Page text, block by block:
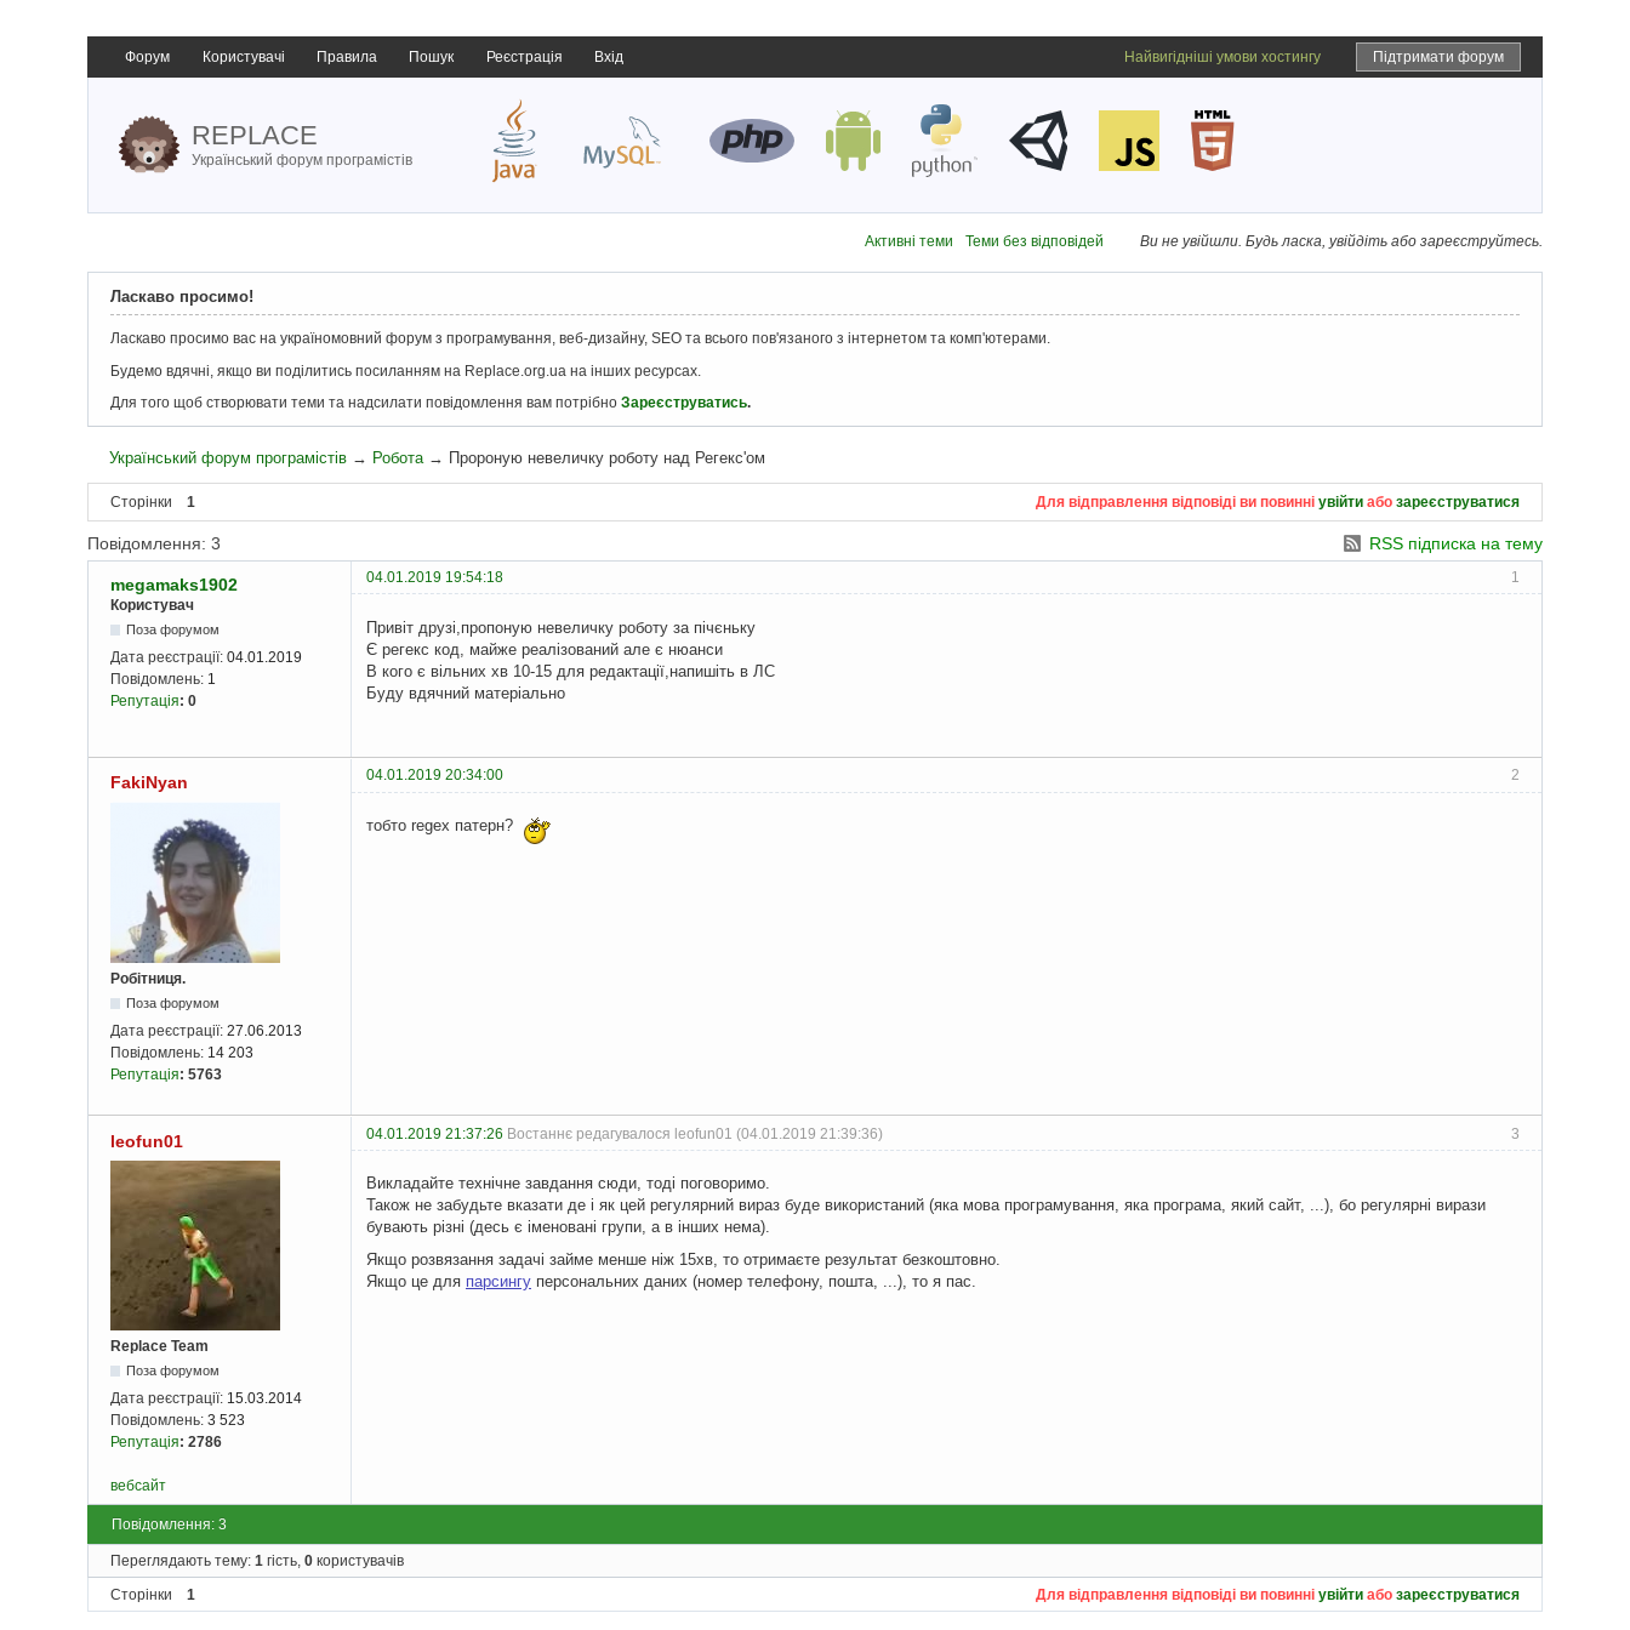
Форум Користувачі Правила Пошук Реєстрація Вхід Підтримати форум
Найвигідніші умови хостингу
REPLACE
Український форум програмістів
Ви не увійшли. Будь ласка, увійдіть або зареєструйтесь.
Активні теми Теми без відповідей
Ласкаво просимо!
Ласкаво просимо вас на україномовний форум з програмування, веб-дизайну, SEO та всього пов'язаного з інтернетом та комп'ютерами.
Будемо вдячні, якщо ви поділитись посиланням на Replace.org.ua на інших ресурсах.
Для того щоб створювати теми та надсилати повідомлення вам потрібно Зареєструватись.
Український форум програмістів → Робота → Пророную невеличку роботу над Регекс'ом
Сторінки 1 Для відправлення відповіді ви повинні увійти або зареєструватися
RSS підписка на тему
Повідомлення: 3
1
megamaks1902
04.01.2019 19:54:18
Користувач
Поза форумом
Дата реєстрації: 04.01.2019
Повідомлень: 1
Репутація: 0
Привіт друзі,пропоную невеличку роботу за пічєньку
Є регекс код, майже реалізований але є нюанси
В кого є вільних хв 10-15 для редактації,напишіть в ЛС
Буду вдячний матеріально
2
FakiNyan 04.01.2019 20:34:00
Робітниця.
Поза форумом
Дата реєстрації: 27.06.2013
Повідомлень: 14 203
Репутація: 5763
тобто regex патерн?
3
leofun01 04.01.2019 21:37:26 Востаннє редагувалося leofun01 (04.01.2019 21:39:36)
Replace Team
Поза форумом
Дата реєстрації: 15.03.2014
Повідомлень: 3 523
Репутація: 2786
Викладайте технічне завдання сюди, тоді поговоримо.
Також не забудьте вказати де і як цей регулярний вираз буде використаний (яка мова програмування, яка програма, який сайт, ...), бо регулярні вирази
бувають різні (десь є іменовані групи, а в інших нема).
Якщо розвязання задачі займе менше ніж 15хв, то отримаєте результат безкоштовно.
Якщо це для парсингу персональних даних (номер телефону, пошта, ...), то я пас.
вебсайт
Повідомлення: 3
Переглядають тему: 1 гість, 0 користувачів
Сторінки
1 Для відправлення відповіді ви повинні увійти або зареєструватися